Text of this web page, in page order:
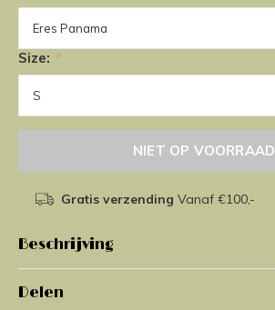
Size: *
NIET OP VOORRAAD
Gratis verzending Vanaf €100,-
Beschrijving
Delen